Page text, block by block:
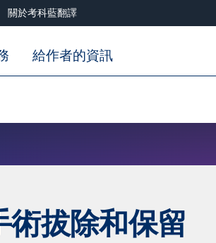
關於考科藍翻譯
給作者的資訊
拔除和保留